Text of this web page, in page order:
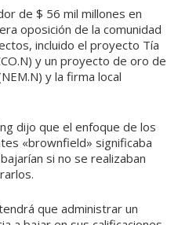
de $ 56 mil millones en
oposición de la comunidad
incluido el proyecto Tía
y un proyecto de oro de
y la firma local
dijo que el enfoque de los
«brownfield» significaba
si no se realizaban
que administrar un